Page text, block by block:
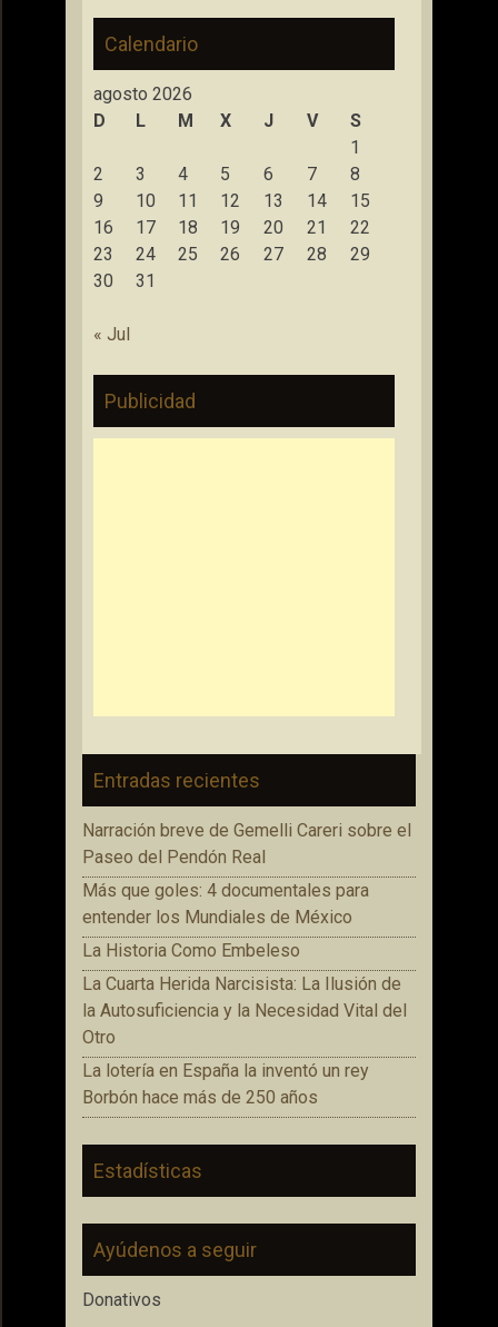
Calendario
agosto 2026
D
L M X J V
S
1
2
3 4 5 6 7
8
9
10 11 12 13 14
15
16
17 18 19 20 21
22
23
24 25 26 27 28
29
30
31
« Jul
Publicidad
Entradas recientes
Narración breve de Gemelli Careri sobre el
Paseo del Pendón Real
Más que goles: 4 documentales para
entender los Mundiales de México
La Historia Como Embeleso
La Cuarta Herida Narcisista: La Ilusión de
la Autosuficiencia y la Necesidad Vital del
Otro
La lotería en España la inventó un rey
Borbón hace más de 250 años
Estadísticas
Ayúdenos a seguir
Donativos